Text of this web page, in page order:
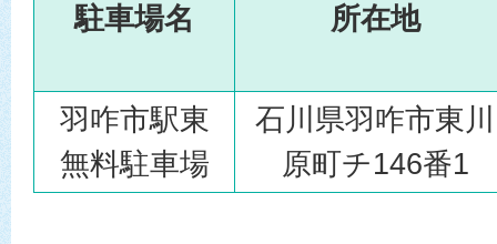
駐車場名 所在地
羽咋市駅東
無料駐車場
石川県羽咋市東川
原町チ146番1